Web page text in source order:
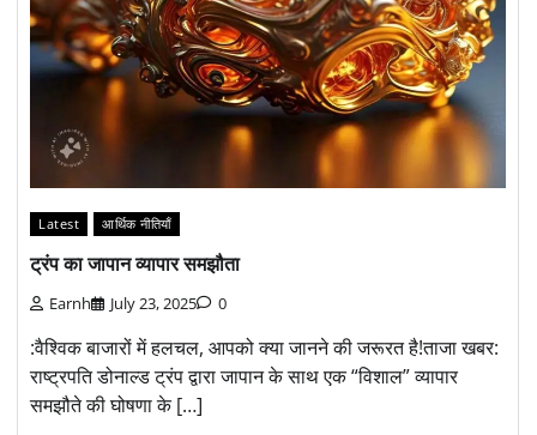
Latest आर्थिक नीतियाँ
ट्रंप का जापान व्यापार समझौता
Earnh July 23, 2025 0
:वैश्विक बाजारों में हलचल, आपको क्या जानने की जरूरत है!ताजा खबर:
राष्ट्रपति डोनाल्ड ट्रंप द्वारा जापान के साथ एक “विशाल” व्यापार
समझौते की घोषणा के […]